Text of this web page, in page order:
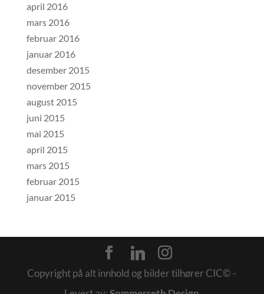
april 2016
mars 2016
februar 2016
januar 2016
desember 2015
november 2015
august 2015
juni 2015
mai 2015
april 2015
mars 2015
februar 2015
januar 2015
Copyright på alt innhold og bilder tilhører CIC© -